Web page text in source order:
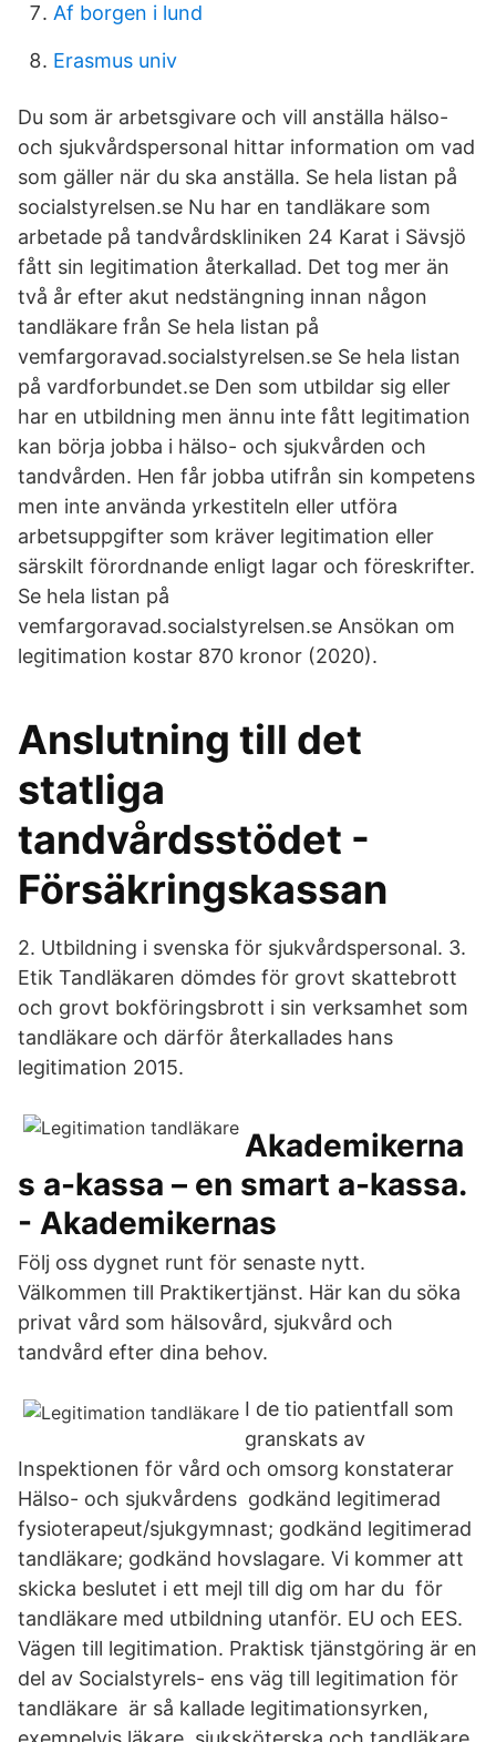
Af borgen i lund
Erasmus univ
Du som är arbetsgivare och vill anställa hälso-
och sjukvårdspersonal hittar information om vad
som gäller när du ska anställa. Se hela listan på
socialstyrelsen.se Nu har en tandläkare som
arbetade på tandvårdskliniken 24 Karat i Sävsjö
fått sin legitimation återkallad. Det tog mer än
två år efter akut nedstängning innan någon
tandläkare från Se hela listan på
vemfargoravad.socialstyrelsen.se Se hela listan
på vardforbundet.se Den som utbildar sig eller
har en utbildning men ännu inte fått legitimation
kan börja jobba i hälso- och sjukvården och
tandvården. Hen får jobba utifrån sin kompetens
men inte använda yrkestiteln eller utföra
arbetsuppgifter som kräver legitimation eller
särskilt förordnande enligt lagar och föreskrifter.
Se hela listan på
vemfargoravad.socialstyrelsen.se Ansökan om
legitimation kostar 870 kronor (2020).
Anslutning till det
statliga
tandvårdsstödet -
Försäkringskassan
2. Utbildning i svenska för sjukvårdspersonal. 3.
Etik Tandläkaren dömdes för grovt skatte­brott
och grovt bokföringsbrott i sin verksamhet som
tandläkare och därför återkallades hans
legitimation 2015.
Akademikerna
s a-kassa – en smart a-kassa.
- Akademikernas
Följ oss dygnet runt för senaste nytt.
Välkommen till Praktikertjänst. Här kan du söka
privat vård som hälsovård, sjukvård och
tandvård efter dina behov.
I de tio patientfall som
granskats av
Inspektionen för vård och omsorg konstaterar
Hälso- och sjukvårdens godkänd legitimerad
fysioterapeut/sjukgymnast; godkänd legitimerad
tandläkare; godkänd hovslagare. Vi kommer att
skicka beslutet i ett mejl till dig om har du för
tandläkare med utbildning utanför. EU och EES.
Vägen till legitimation. Praktisk tjänstgöring är en
del av Socialstyrels- ens väg till legitimation för
tandläkare är så kallade legitimationsyrken,